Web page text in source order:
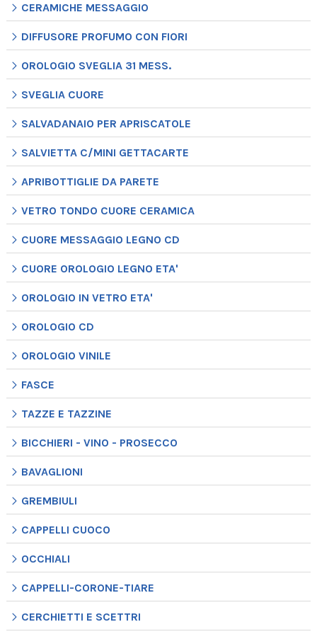
CERAMICHE MESSAGGIO
DIFFUSORE PROFUMO CON FIORI
OROLOGIO SVEGLIA 31 MESS.
SVEGLIA CUORE
SALVADANAIO PER APRISCATOLE
SALVIETTA C/MINI GETTACARTE
APRIBOTTIGLIE DA PARETE
VETRO TONDO CUORE CERAMICA
CUORE MESSAGGIO LEGNO CD
CUORE OROLOGIO LEGNO ETA'
OROLOGIO IN VETRO ETA'
OROLOGIO CD
OROLOGIO VINILE
FASCE
TAZZE E TAZZINE
BICCHIERI - VINO - PROSECCO
BAVAGLIONI
GREMBIULI
CAPPELLI CUOCO
OCCHIALI
CAPPELLI-CORONE-TIARE
CERCHIETTI E SCETTRI